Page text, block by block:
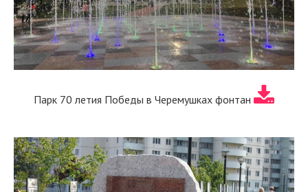
Парк 70 летия Победы в Черемушках фонтан